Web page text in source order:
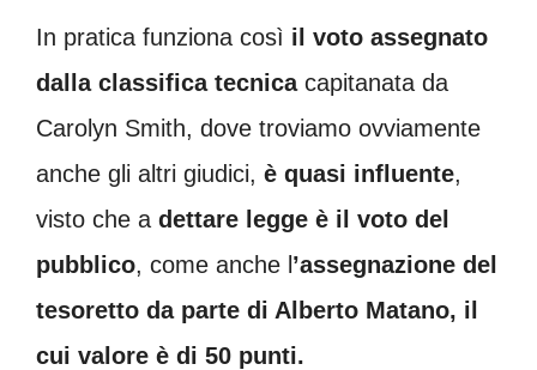
In pratica funziona così il voto assegnato
dalla classifica tecnicacapitanata da
Carolyn Smith, dove troviamo ovviamente
anche gli altri giudici, è quasi influente,
visto che a dettare legge è il voto del
pubblico, come anche l’assegnazione del
tesoretto da parte di Alberto Matano, il
cui valore è di 50 punti.